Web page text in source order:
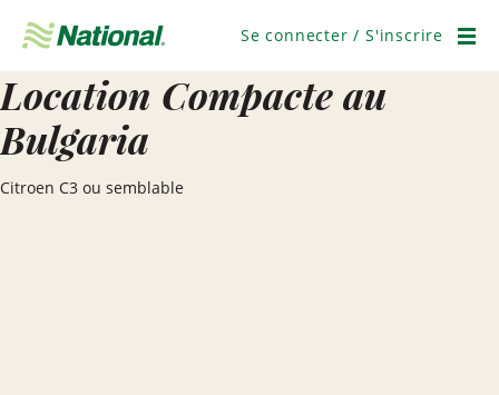
navigation
Se connecter / S'inscrire
Location Compacte au
Bulgaria
Citroen C3 ou semblable